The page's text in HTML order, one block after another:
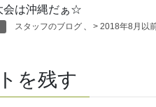
会は沖縄だぁ☆
スタッフのブログ 、 > 2018年8月以
を残す